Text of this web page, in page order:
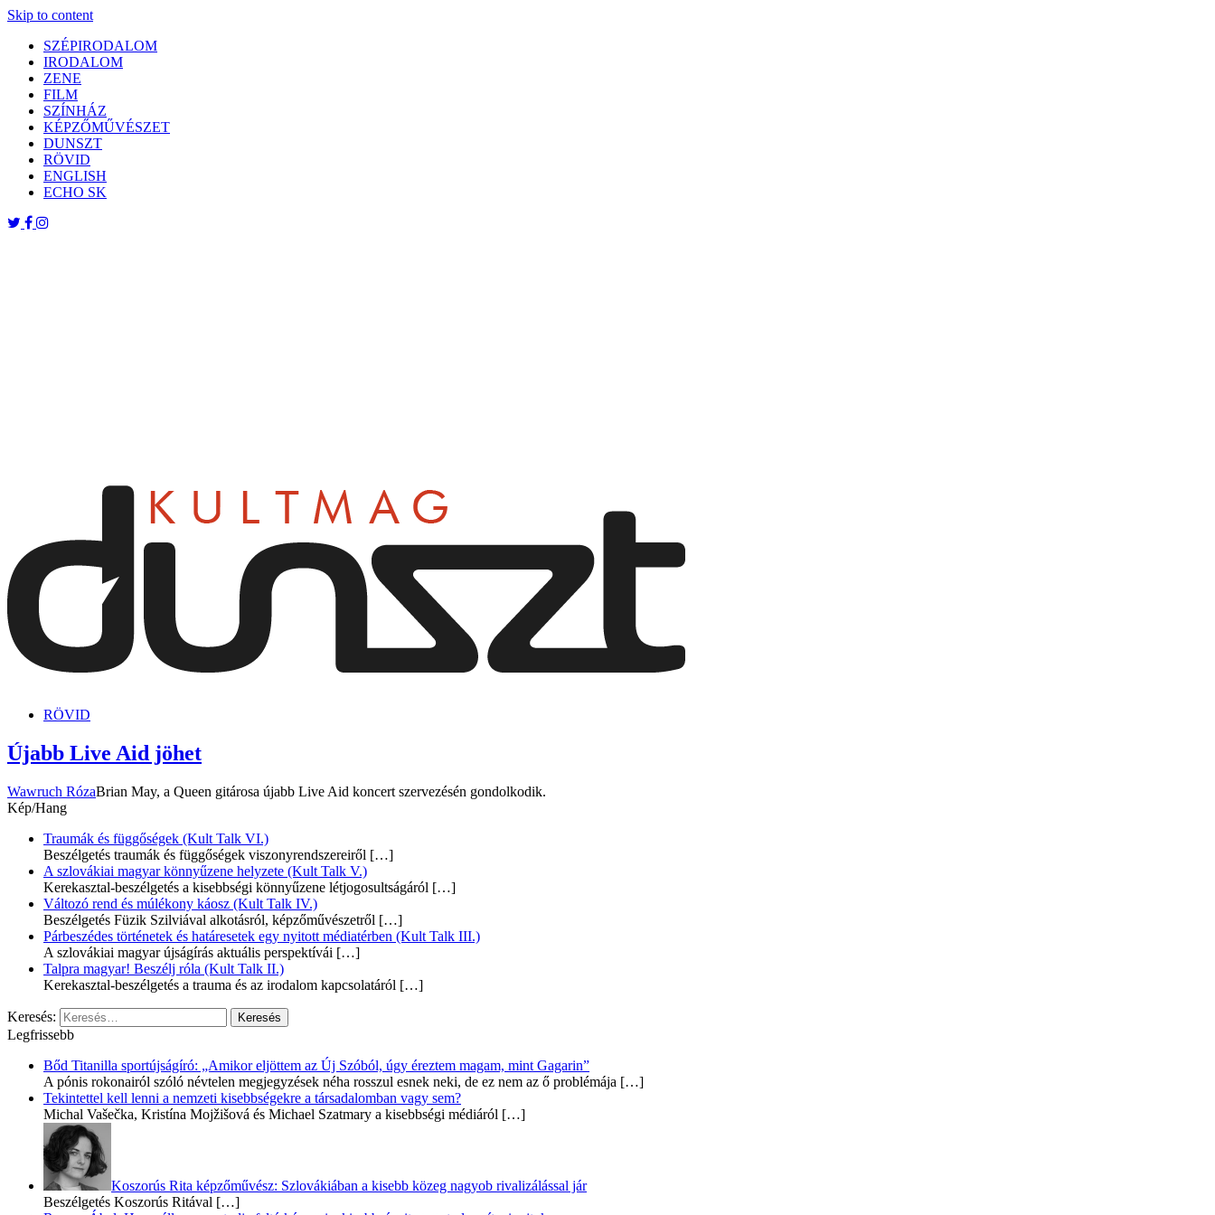
Skip to content
SZÉPIRODALOM
IRODALOM
ZENE
FILM
SZÍNHÁZ
KÉPZŐMŰVÉSZET
DUNSZT
RÖVID
ENGLISH
ECHO SK
RÖVID
Újabb Live Aid jöhet
Wawruch RózaBrian May, a Queen gitárosa újabb Live Aid koncert szervezésén gondolkodik.
Kép/Hang
Traumák és függőségek (Kult Talk VI.)
Beszélgetés traumák és függőségek viszonyrendszereiről […]
A szlovákiai magyar könnyűzene helyzete (Kult Talk V.)
Kerekasztal-beszélgetés a kisebbségi könnyűzene létjogosultságáról […]
Változó rend és múlékony káosz (Kult Talk IV.)
Beszélgetés Füzik Szilviával alkotásról, képzőművészetről […]
Párbeszédes történetek és határesetek egy nyitott médiatérben (Kult Talk III.)
A szlovákiai magyar újságírás aktuális perspektívái […]
Talpra magyar! Beszélj róla (Kult Talk II.)
Kerekasztal-beszélgetés a trauma és az irodalom kapcsolatáról […]
Keresés:
Legfrissebb
Bőd Titanilla sportújságíró: „Amikor eljöttem az Új Szóból, úgy éreztem magam, mint Gagarin”
A pónis rokonairól szóló névtelen megjegyzések néha rosszul esnek neki, de ez nem az ő problémája […]
Tekintettel kell lenni a nemzeti kisebbségekre a társadalomban vagy sem?
Michal Vašečka, Kristína Mojžišová és Michael Szatmary a kisebbségi médiáról […]
Koszorús Rita képzőművész: Szlovákiában a kisebb közeg nagyob rivalizálással jár
Beszélgetés Koszorús Ritával […]